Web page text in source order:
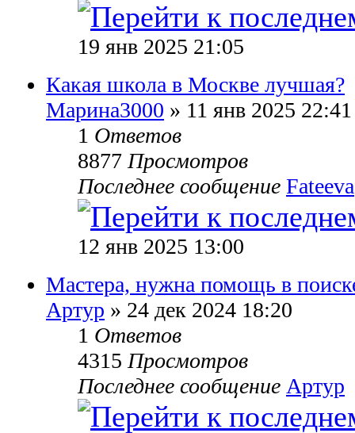
19 янв 2025 21:05
Какая школа в Москве лучшая?
Марина3000 » 11 янв 2025 22:41
1 Ответов
8877Просмотров
Последнее сообщение Fateeva
12 янв 2025 13:00
Мастера, нужна помощь в
Артур » 24 дек 2024 18:20
1 Ответов
4315Просмотров
Последнее сообщение Артур